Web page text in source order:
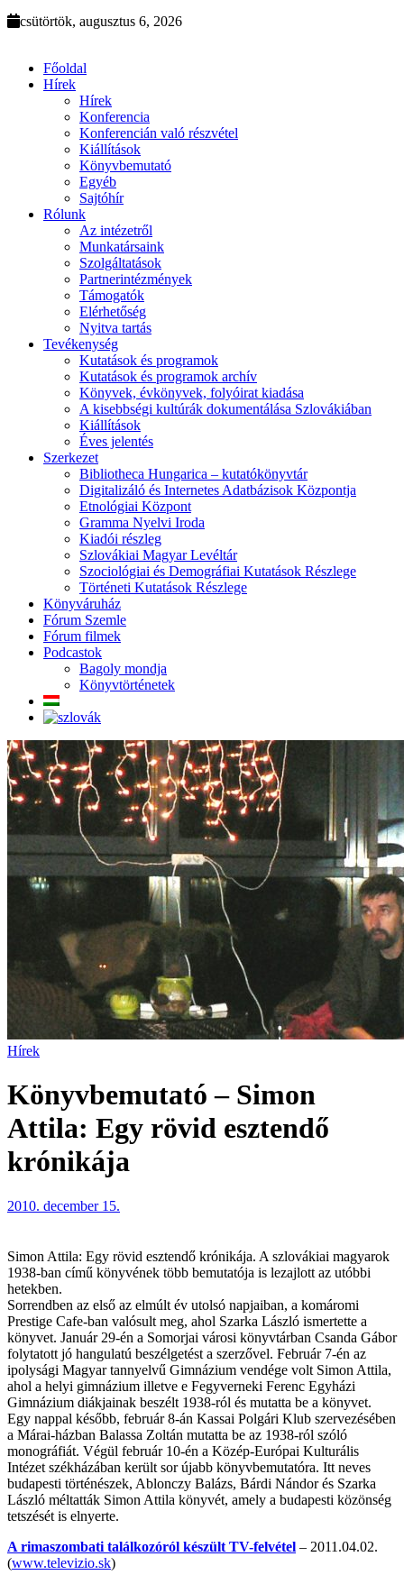
csütörtök, augusztus 6, 2026
Főoldal
Hírek
Hírek
Konferencia
Konferencián való részvétel
Kiállítások
Könyvbemutató
Egyéb
Sajtóhír
Rólunk
Az intézetről
Munkatársaink
Szolgáltatások
Partnerintézmények
Támogatók
Elérhetőség
Nyitva tartás
Tevékenység
Kutatások és programok
Kutatások és programok archív
Könyvek, évkönyvek, folyóirat kiadása
A kisebbségi kultúrák dokumentálása Szlovákiában
Kiállítások
Éves jelentés
Szerkezet
Bibliotheca Hungarica – kutatókönyvtár
Digitalizáló és Internetes Adatbázisok Központja
Etnológiai Központ
Gramma Nyelvi Iroda
Kiadói részleg
Szlovákiai Magyar Levéltár
Szociológiai és Demográfiai Kutatások Részlege
Történeti Kutatások Részlege
Könyváruház
Fórum Szemle
Fórum filmek
Podcastok
Bagoly mondja
Könyvtörténetek
Hírek
Könyvbemutató – Simon
Attila: Egy rövid esztendő
krónikája
2010. december 15.
Simon Attila: Egy rövid esztendő krónikája. A szlovákiai magyarok
1938-ban című könyvének több bemutatója is lezajlott az utóbbi
hetekben.
Sorrendben az első az elmúlt év utolsó napjaiban, a komáromi
Prestige Cafe-ban valósult meg, ahol Szarka László ismertette a
könyvet. Január 29-én a Somorjai városi könyvtárban Csanda Gábor
folytatott jó hangulatú beszélgetést a szerzővel. Február 7-én az
ipolysági Magyar tannyelvű Gimnázium vendége volt Simon Attila,
ahol a helyi gimnázium illetve e Fegyverneki Ferenc Egyházi
Gimnázium diákjainak beszélt 1938-ról és mutatta be a könyvet.
Egy nappal később, február 8-án Kassai Polgári Klub szervezésében
a Márai-házban Balassa Zoltán mutatta be az 1938-ról szóló
monográfiát. Végül február 10-én a Közép-Európai Kulturális
Intézet székházában került sor újabb könyvbemutatóra. Itt neves
budapesti történészek, Ablonczy Balázs, Bárdi Nándor és Szarka
László méltatták Simon Attila könyvét, amely a budapesti közönség
tetszését is elnyerte.
A rimaszombati találkozóról készült TV-felvétel – 2011.04.02.
(www.televizio.sk)